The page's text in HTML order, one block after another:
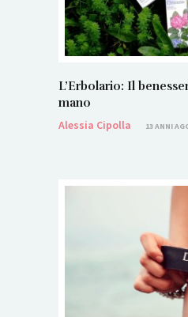
L’Erbolario: Il
mano
Alessia Cipolla
13 ANNI